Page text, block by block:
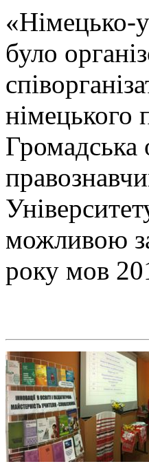
«Німецько-
було
німецького
Громадська
можливою
року мов